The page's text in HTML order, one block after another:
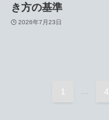
き方の基準
2026年7月23日
1 4